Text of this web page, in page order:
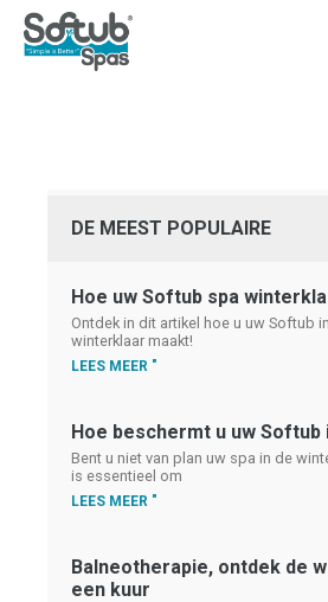
DE MEEST POPULAIRE
Hoe uw Softub spa
Ontdek in dit artikel hoe u uw Softub
winterklaar maakt!
LEES MEER "
Hoe beschermt u uw Softub
Bent u niet van plan uw spa in de
is essentieel om
LEES MEER "
Balneotherapie, ontdek de
een kuur